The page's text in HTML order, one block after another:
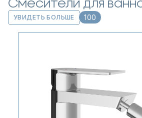
Смесители для
УВИДЕТЬ БОЛЬШЕ 100